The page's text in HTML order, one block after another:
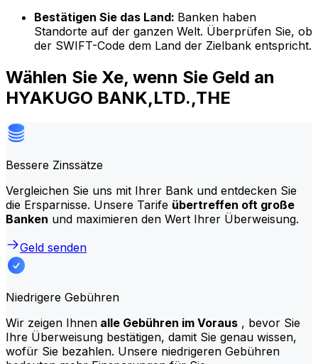
Bestätigen Sie das Land: Banken haben
Standorte auf der ganzen Welt. Überprüfen Sie, ob
der SWIFT-Code dem Land der Zielbank entspricht.
Wählen Sie Xe, wenn Sie Geld an
HYAKUGO BANK,LTD.,THE
Bessere Zinssätze
Vergleichen Sie uns mit Ihrer Bank und entdecken Sie
die Ersparnisse. Unsere Tarife übertreffen oft große
Banken und maximieren den Wert Ihrer Überweisung.
Geld senden
Niedrigere Gebühren
Wir zeigen Ihnen alle Gebühren im Voraus , bevor Sie
Ihre Überweisung bestätigen, damit Sie genau wissen,
wofür Sie bezahlen. Unsere niedrigeren Gebühren